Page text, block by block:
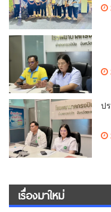
ป
เรื่องมาใหม่